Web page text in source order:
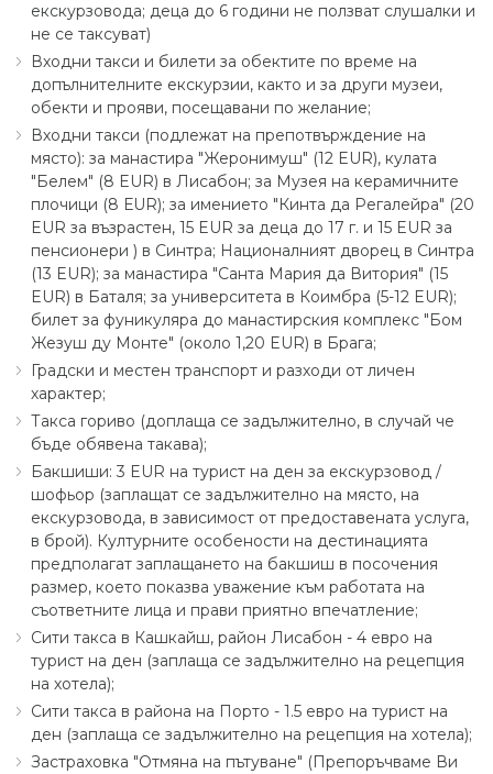
екскурзовода; деца до 6 години не ползват слушалки и
не се таксуват)
Входни такси и билети за обектите по време на
допълнителните екскурзии, както и за други музеи,
обекти и прояви, посещавани по желание;
Входни такси (подлежат на препотвърждение на
място): за манастира "Жеронимуш" (12 EUR), кулата
"Белем" (8 EUR) в Лисабон; за Музея на керамичните
плочици (8 ЕUR); за имението "Кинта да Регалейра" (20
EUR за възрастен, 15 EUR за деца до 17 г. и 15 EUR за
пенсионери ) в Синтра; Националният дворец в Синтра
(13 EUR); за манастира "Санта Мария да Витория" (15
EUR) в Баталя; за университета в Коимбра (5-12 EUR);
билет за фуникуляра до манастирския комплекс "Бом
Жезуш ду Монте" (около 1,20 EUR) в Брага;
Градски и местен транспорт и разходи от личен
характер;
Такса гориво (доплаща се задължително, в случай че
бъде обявена такава);
Бакшиши: 3 EUR на турист на ден за екскурзовод ∕
шофьор (заплащат се задължително на място, на
екскурзовода, в зависимост от предоставената услуга,
в брой). Културните особености на дестинацията
предполагат заплащането на бакшиш в посочения
размер, което показва уважение към работата на
съответните лица и прави приятно впечатление;
Сити такса в Кашкайш, район Лисабон - 4 евро на
турист на ден (заплаща се задължително на рецепция
на хотела);
Сити такса в района на Порто - 1.5 евро на турист на
ден (заплаща се задължително на рецепция на хотела);
Застраховка "Отмяна на пътуване" (Препоръчваме Ви